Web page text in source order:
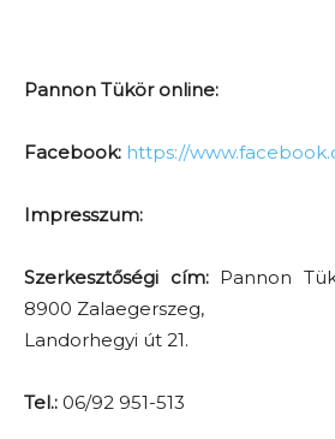
Pannon Tükör online:
Facebook: https://
Impresszum:
Szerkesztőségi cím:Pannon
8900 Zalaegerszeg,
Landorhegyi út 21.
Tel.: 06/92 951-513